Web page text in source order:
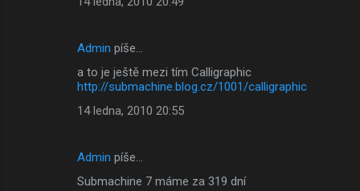
Admin píše…
a to je ještě mezi tím Calligraphic
http://submachine.blog.cz/1001/calligraphic
14 ledna, 2010 20:55
Admin píše…
Submachine 7 máme za 319 dní